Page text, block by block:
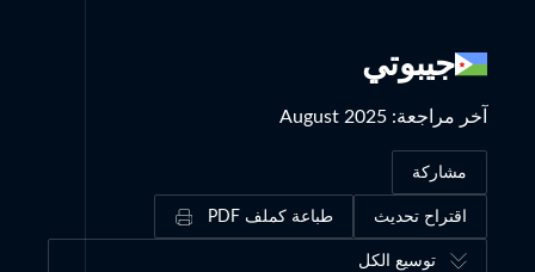
جيبوتي
آخر مراجعة:
August 2025
مشاركة
اقتراح تحديث طباعة كملف PDF
توسيع الكل